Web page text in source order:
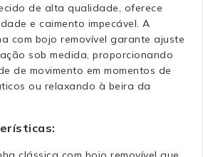
de alta qualidade, oferece
e caimento impecável. A
com bojo removível garante ajuste
sob medida, proporcionando
de movimento em momentos de
ou relaxando à beira da